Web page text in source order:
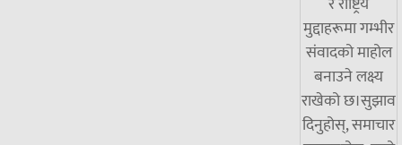
मुद्दाहरूमा गम्भीर
संवादको माहोल
बनाउने लक्ष्य
राखेको छ।सुझाव
दिनुहोस्, समाचार